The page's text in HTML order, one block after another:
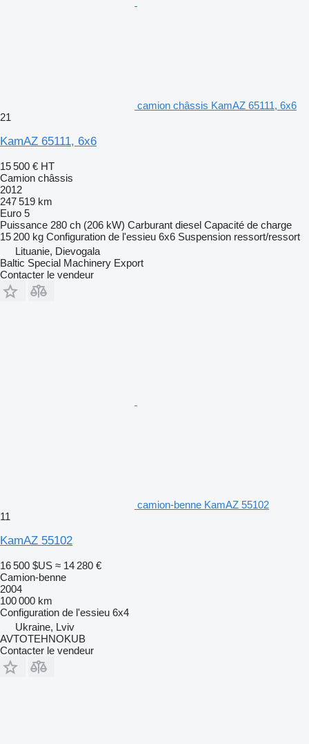
camion châssis KamAZ 65111, 6x6
21
KamAZ 65111, 6x6
15 500 € HT
Camion châssis
2012
247 519 km
Euro 5
Puissance 280 ch (206 kW) Carburant diesel Capacité de charge
15 200 kg Configuration de l'essieu 6x6 Suspension ressort/ressort
Lituanie, Dievogala
Baltic Special Machinery Export
Contacter le vendeur
camion-benne KamAZ 55102
11
KamAZ 55102
16 500 $US ≈ 14 280 €
Camion-benne
2004
100 000 km
Configuration de l'essieu 6x4
Ukraine, Lviv
AVTOTEHNOKUB
Contacter le vendeur